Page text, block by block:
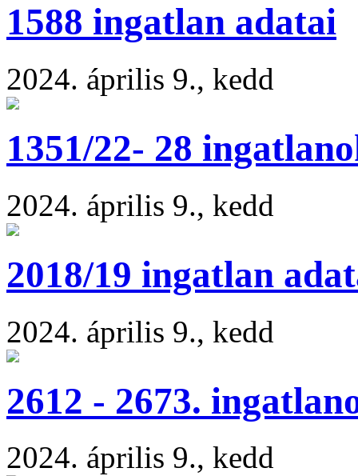
1588 ingatlan adatai
2024. április 9., kedd
1351/22- 28
2024. április 9., kedd
2018/19 ingatlan
2024. április 9., kedd
2612 - 2673.
2024. április 9., kedd